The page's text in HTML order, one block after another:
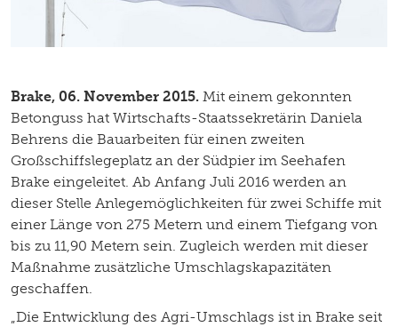
Brake, 06. November 2015. Mit einem gekonnten
Betonguss hat Wirtschafts-Staatssekretärin Daniela
Behrens die Bauarbeiten für einen zweiten
Großschiffslegeplatz an der Südpier im Seehafen
Brake eingeleitet. Ab Anfang Juli 2016 werden an
dieser Stelle Anlegemöglichkeiten für zwei Schiffe mit
einer Länge von 275 Metern und einem Tiefgang von
bis zu 11,90 Metern sein. Zugleich werden mit dieser
Maßnahme zusätzliche Umschlagskapazitäten
geschaffen.
„Die Entwicklung des Agri-Umschlags ist in Brake seit